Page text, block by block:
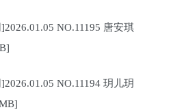
NO.11195 唐安琪
NO.11194 玥儿玥